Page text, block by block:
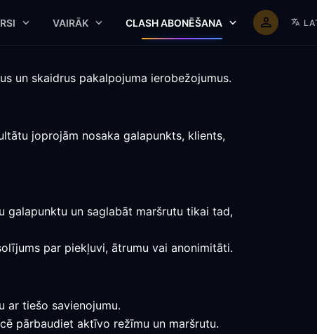
VAIRĀK CLASH ABONĒŠANA
un skaidrus pakalpojuma ierobežojumus.
joprojām nosaka galapunkts, klients,
galapunktu un saglabāt maršrutu tikai tad,
par piekļuvi, ātrumu vai anonimitāti.
ar tiešo savienojumu.
pārbaudiet aktīvo režīmu un maršrutu.